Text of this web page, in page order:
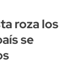
roza los
se